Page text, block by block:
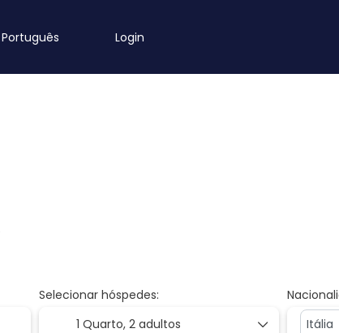
Português Login
Selecionar hóspedes:
1 Quarto, 2 adultos